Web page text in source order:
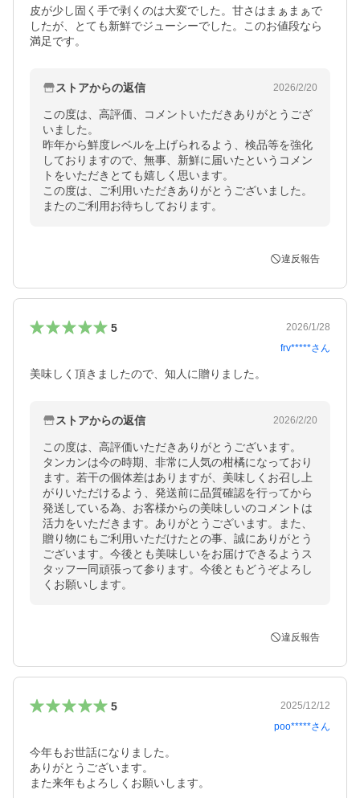
皮が少し固く手で剥くのは大変でした。甘さはまぁまぁで
したが、とても新鮮でジューシーでした。このお値段なら
満足です。
ストアからの返信 2026/2/20
この度は、高評価、コメントいただきありがとうござ
いました。
昨年から鮮度レベルを上げられるよう、検品等を強化
しておりますので、無事、新鮮に届いたというコメン
トをいただきとても嬉しく思います。
この度は、ご利用いただきありがとうございました。
またのご利用お待ちしております。
違反報告
5
2026/1/28
frv*****さん
美味しく頂きましたので、知人に贈りました。
ストアからの返信 2026/2/20
この度は、高評価いただきありがとうございます。
タンカンは今の時期、非常に人気の柑橘になっており
ます。若干の個体差はありますが、美味しくお召し上
がりいただけるよう、発送前に品質確認を行ってから
発送している為、お客様からの美味しいのコメントは
活力をいただきます。ありがとうございます。また、
贈り物にもご利用いただけたとの事、誠にありがとう
ございます。今後とも美味しいをお届けできるようス
タッフ一同頑張って参ります。今後ともどうぞよろし
くお願いします。
違反報告
5
2025/12/12
poo*****さん
今年もお世話になりました。
ありがとうございます。
また来年もよろしくお願いします。